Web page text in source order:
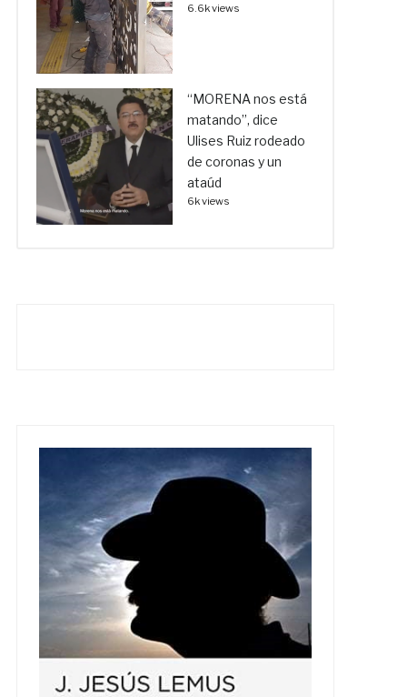
6.6k views
“MORENA nos está
matando”, dice
Ulises Ruiz rodeado
de coronas y un
ataúd
6k views